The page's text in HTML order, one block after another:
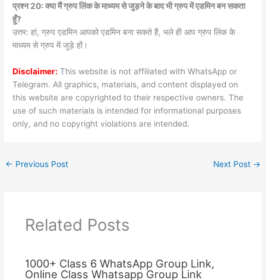
प्रश्न 20: क्या मैं ग्रुप लिंक के माध्यम से जुड़ने के बाद भी ग्रुप में एडमिन बन सकता
हूँ?
उत्तर: हां, ग्रुप एडमिन आपको एडमिन बना सकते हैं, भले ही आप ग्रुप लिंक के
माध्यम से ग्रुप में जुड़े हों।
Disclaimer: This website is not affiliated with WhatsApp or
Telegram. All graphics, materials, and content displayed on
this website are copyrighted to their respective owners. The
use of such materials is intended for informational purposes
only, and no copyright violations are intended.
← Previous Post Next Post →
Related Posts
1000+ Class 6 WhatsApp Group Link,
Online Class Whatsapp Group Link